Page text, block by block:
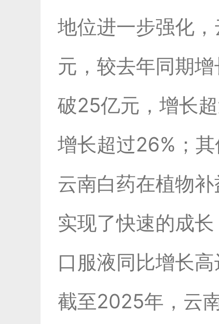
地位进一步强化
元，较去年同期
破25亿元，增长
增长超过26%；
云南白药在植物
实现了快速的成
口服液同比增长
截至2025年，云